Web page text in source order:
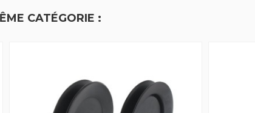
CATÉGORIE :